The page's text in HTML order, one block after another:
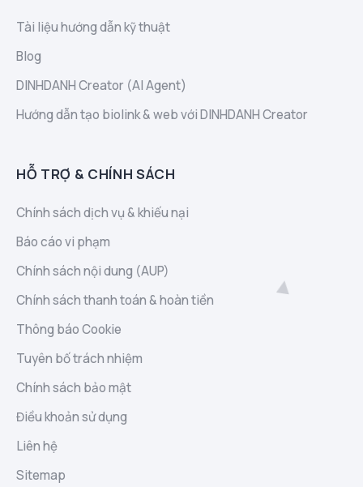
Tài liệu hướng dẫn kỹ thuật
Blog
DINHDANH Creator (AI Agent)
Hướng dẫn tạo biolink & web với DINHDANH Creator
HỖ TRỢ & CHÍNH SÁCH
Chính sách dịch vụ & khiếu nại
Báo cáo vi phạm
Chính sách nội dung (AUP)
Chính sách thanh toán & hoàn tiền
Thông báo Cookie
Tuyên bố trách nhiệm
Chính sách bảo mật
Điều khoản sử dụng
Liên hệ
Sitemap